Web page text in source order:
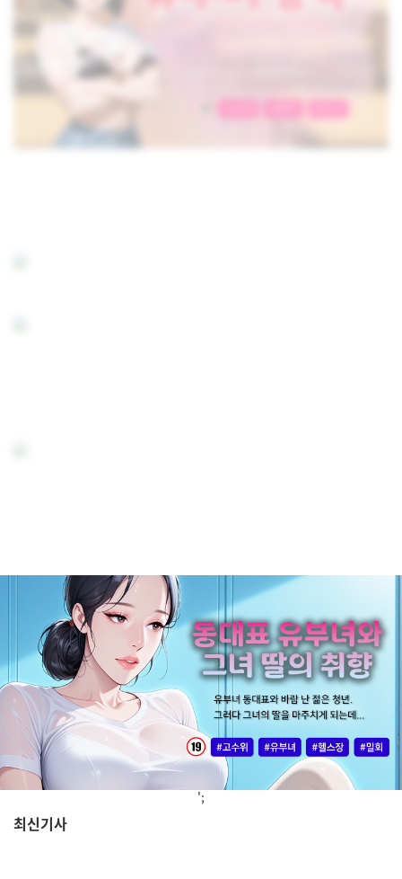
';
최신기사